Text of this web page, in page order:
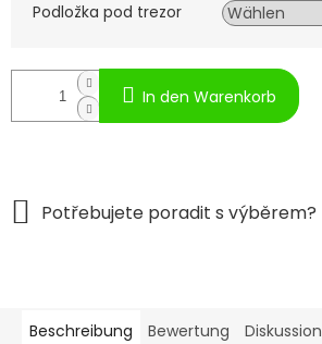
Podložka pod trezor
In den Warenkorb
Beschreibung Bewertung Diskussion